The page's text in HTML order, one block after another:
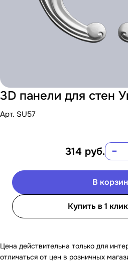
3D панели для стен
Арт. SU57
314 руб. −
В
Купить в 1 клик
Цена действительна только для
отличаться от цен в розничных